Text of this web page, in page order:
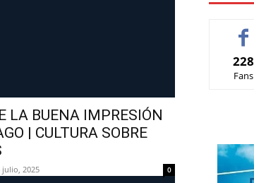
LA BUENA IMPRESIÓN
| CULTURA SOBRE
julio, 2025 0
228
Fans